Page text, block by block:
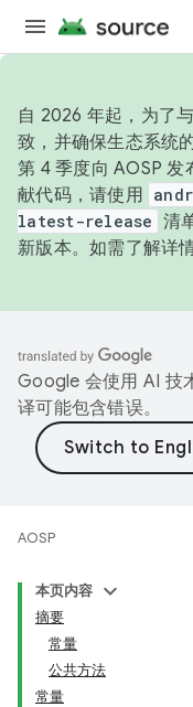
自 2026 年起，为了
致，并确保生态系统
第 4 季度向 AOSP 发
献代码，请使用
latest-release 清
新版本。如需了解详
Google 会使用 AI 技
译可能包含错误。
AOSP
本页内容
摘要
常量
公共方法
常量